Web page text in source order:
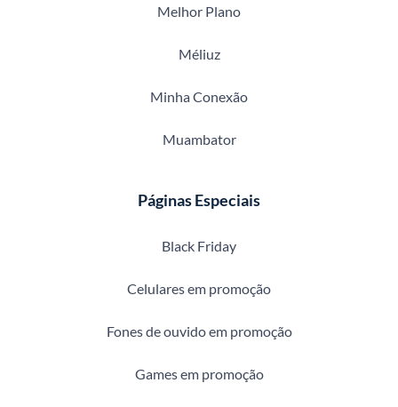
Melhor Plano
Méliuz
Minha Conexão
Muambator
Páginas Especiais
Black Friday
Celulares em promoção
Fones de ouvido em promoção
Games em promoção